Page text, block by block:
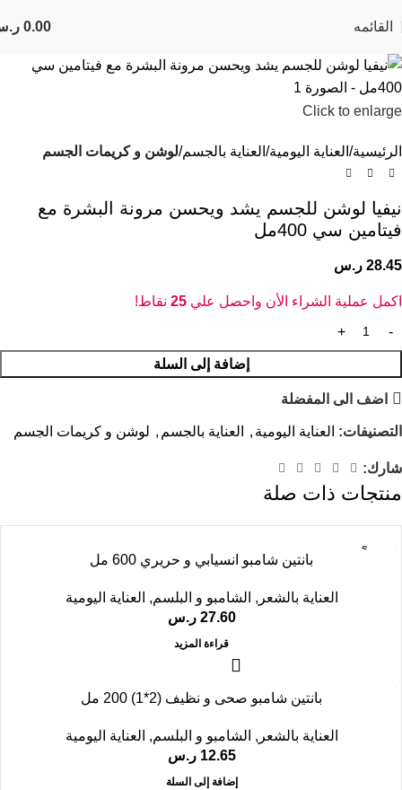
القائمه 0.00
Click to enlarge
الرئيسية العناية اليومية العناية بالجسم لوشن و كريمات الجسم
نيفيا لوشن للجسم يشد ويحسن مرونة البشرة مع
فيتامين سي 400مل
28.45 ر.س
اكمل عملية الشراء الأن واحصل علي 25 نقاط!
إضافة إلى السلة
اضف الى المفضلة
التصنيفات: العناية اليومية , العناية بالجسم , لوشن و كريمات الجسم
شارك:
منتجات ذات صلة
SOLD
بانتين شامبو انسيابي و حريري 600 مل
العناية بالشعر , الشامبو و البلسم, العناية اليومية
27.60 ر.س
قراءة المزيد
بانتين شامبو صحى و نظيف (2*1) 200 مل
العناية بالشعر , الشامبو و البلسم, العناية اليومية
12.65 ر.س
إضافة إلى السلة